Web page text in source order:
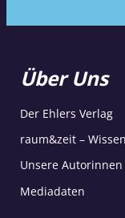
Über Uns
Der Ehlers Verlag
raum&zeit –
Unsere
Mediadaten